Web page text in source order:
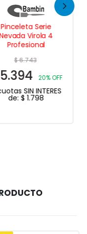
Pinceleta Serie
Virola 4
Profesional
$6.743
20% OFF
SIN INTERES
de: $1.798